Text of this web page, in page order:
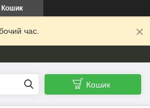
Кошик
час.
Кошик